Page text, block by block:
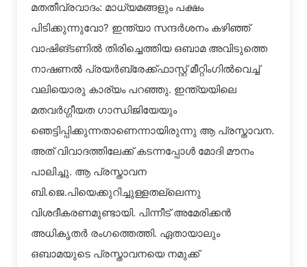
മതതീവ്രവാദം: മാധ്യമങ്ങളും പക്ഷം
പിടിക്കുന്നുവോ? ഇന്ത്യാ സന്ദര്‍ശനം കഴിഞ്ഞ്
വാഷിങ്ടണില്‍ തിരിച്ചെത്തിയ ഒബാമ അവിടുത്തെ
നാഷണല്‍ പ്രയര്‍ബ്രേക്ക്ഫാസ്റ്റ് മീറ്റിംഗില്‍വെച്ച്
വലിയൊരു കാര്യം പറഞ്ഞു. ഇന്ത്യയിലെ
മതവര്‍ഗ്ഗീയത ഗാന്ധിജിയേയും
ഞെട്ടിപ്പിക്കുന്നതാണെന്നായിരുന്നു ആ പ്രസ്താവന.
അത് വിവാദത്തിലേക്ക് കടന്നപ്പോള്‍ മോദി മൗനം
പാലിച്ചു. ആ പ്രസ്താവന
ബി.ജെ.പിയെക്കുറിച്ചുള്ളതല്ലെന്നു
വിശദീകരണമുണ്ടായി. പിന്നീട് അമേരിക്കന്‍
അധികൃതര്‍ രംഗത്തെത്തി. ഏതായാലും
ഒബാമയുടെ പ്രസ്താവനയെ നമുക്ക്